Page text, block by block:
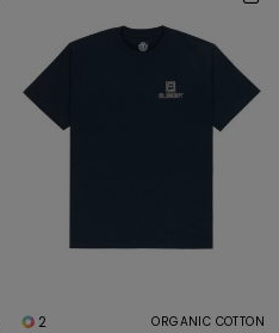
2 ORGANIC COTTON